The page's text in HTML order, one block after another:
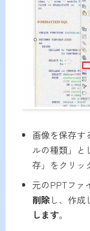
画像を保存す
ルの種類」と
存」をクリッ
元のPPTファ
削除し、作成
します。